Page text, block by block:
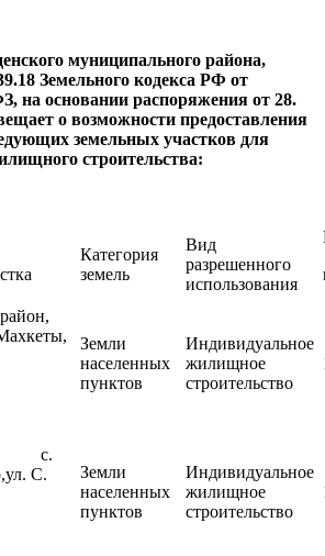
муниципального района,
Земельного кодекса РФ от
на основании распоряжения от 28.
о возможности предоставления
земельных участков для
строительства:
Категория
земель
Вид
разрешенного
использования
Земли
населенных
пунктов
Индивидуальное
жилищное
строительство
с.
С.
Земли
населенных
пунктов
Индивидуальное
жилищное
строительство